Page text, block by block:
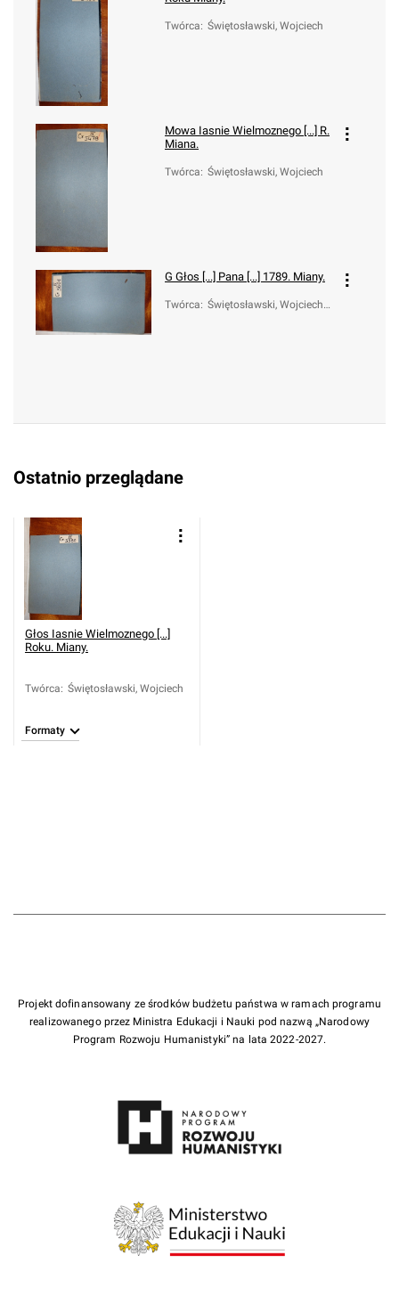
Twórca: Świętosławski, Wojciech
Mowa Iasnie Wielmoznego [...] R.
Miana.
Twórca: Świętosławski, Wojciech
G Głos [...] Pana [...] 1789. Miany.
Twórca: Świętosławski, Wojciech
Ostatnio przeglądane
Głos Iasnie Wielmoznego [...]
Roku. Miany.
Twórca: Świętosławski, Wojciech
Formaty
Projekt dofinansowany ze środków budżetu państwa w ramach programu
realizowanego przez Ministra Edukacji i Nauki pod nazwą „Narodowy
Program Rozwoju Humanistyki” na lata 2022-2027.